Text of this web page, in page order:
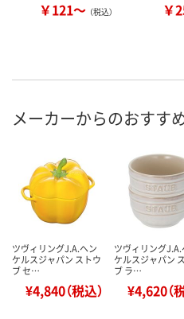
￥121～ （税込） ￥
メーカーからのおすす
ツヴィリングJ.A.ヘン
ケルスジャパン ストウ
ブ セ…
¥4,840（税込）
ツヴィリングJ.A.
ケルスジャパン
ブ ラ…
¥4,620（